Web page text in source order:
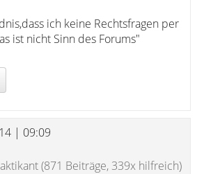
ich keine Rechtsfragen per
ist nicht Sinn des Forums"
| 09:09
(871 Beiträge, 339x hilfreich)